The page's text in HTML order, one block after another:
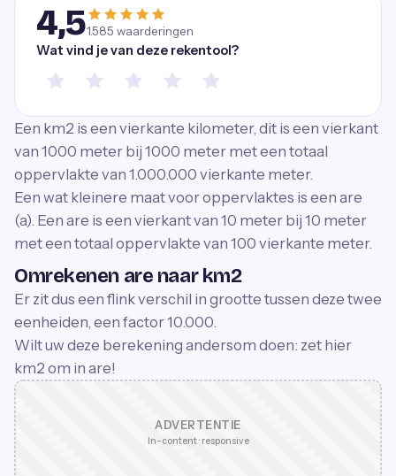
4,51.585 waarderingen
Wat vind je van deze rekentool?
Een km2 is een vierkante kilometer, dit is een vierkant
van 1000 meter bij 1000 meter met een totaal
oppervlakte van 1.000.000 vierkante meter.
Een wat kleinere maat voor oppervlaktes is een are
(a). Een are is een vierkant van 10 meter bij 10 meter
met een totaal oppervlakte van 100 vierkante meter.
Omrekenen are naar km2
Er zit dus een flink verschil in grootte tussen deze twee
eenheiden, een factor 10.000.
Wilt uw deze berekening andersom doen: zet hier
km2 om in are!
ADVERTENTIE
In-content · responsive